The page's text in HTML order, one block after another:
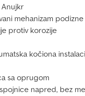
Anujkr
mehanizam podizne
protiv korozije
kočiona
sa oprugom
napred, bez